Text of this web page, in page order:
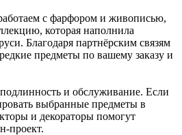
с фарфором и живописью,
которая наполнила
Благодаря партнёрским связям
предметы по вашему заказу и
и обслуживание. Если
выбранные предметы в
и декораторы помогут
проект.